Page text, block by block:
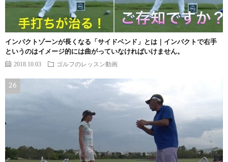
インパクトゾーンが長くなる「サイドベンド」とは｜インパクトで右手
というのはイメージ的には曲がっていなければいけません。
2018.10.03 ゴルフのレッスン動画